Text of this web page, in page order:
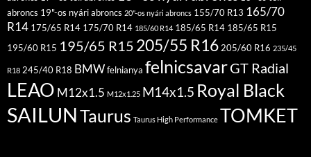
abroncs 19"-os nyári abroncs 20"-os nyári abroncs 155/70 R13 165/70
R14 175/65 R14 175/70 R14 185/60 R14 185/65 R14 185/65 R15
195/60 R15 195/65 R15 205/55 R16 205/60 R16 235/45
R18 245/40 R18 BMWfelnianya felnicsavarGT Radial
LEAO M12x1.5 M12x1.25 M14x1.5 Royal Black
SAILUNTaurus Taurus High Performance TOMKET